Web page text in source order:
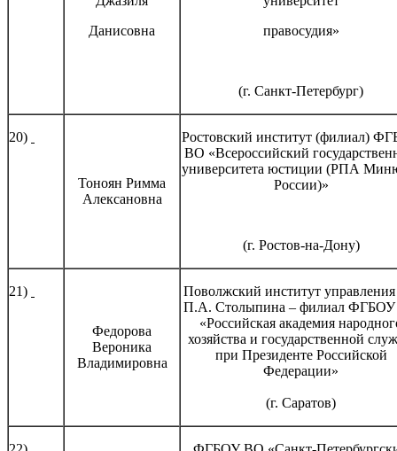
Данисовна
правосудия»
(г. Санкт-Петербург)
20)
Тоноян Римма
Алексановна
Ростовский институт (филиал)
ВО «Всероссийский
университета юстиции (РПА
России)»
(г. Ростов-на-Дону)
21)
Федорова
Вероника
Владимировна
Поволжский институт
П.А. Столыпина – филиал
«Российская академия
хозяйства и государственной
при Президенте Российской
Федерации»
(г. Саратов)